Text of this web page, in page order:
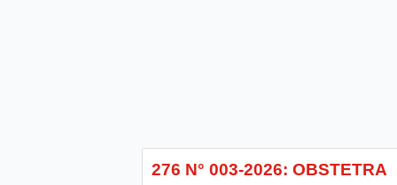
276 N° 003-2026: OBSTETRA